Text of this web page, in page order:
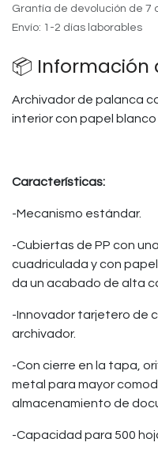
Grantía de devolución de 7
Envío: 1-2 días laborables
📦 Información
Archivador de palanca
interior con papel blanco
Características:
-Mecanismo estándar.
-Cubiertas de PP con
cuadriculada y con
da un acabado de alta
-Innovador tarjetero de
archivador.
-Con cierre en la tapa,
metal para mayor
almacenamiento de
-Capacidad para 500